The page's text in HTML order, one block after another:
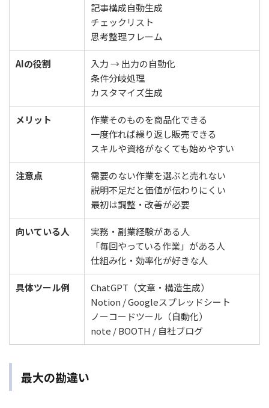
記事構成自動生成
チェックリスト
思考整理フレーム
AIの役割
入力 → 出力の自動化
条件分岐処理
カスタマイズ生成
メリット
作業そのものを商品化できる
一度作れば繰り返し販売できる
スキルや資格がなくても始めやすい
注意点
需要のない作業を選ぶと売れない
説明不足だと価値が伝わりにくい
最初は調整・改善が必要
向いている人
実務・副業経験がある人
「毎回やっている作業」がある人
仕組み化・効率化が好きな人
具体ツール例
ChatGPT（文章・構造生成）
Notion / Googleスプレッドシート
ノーコードツール（自動化）
note / BOOTH / 自社ブログ
最大の勘違い